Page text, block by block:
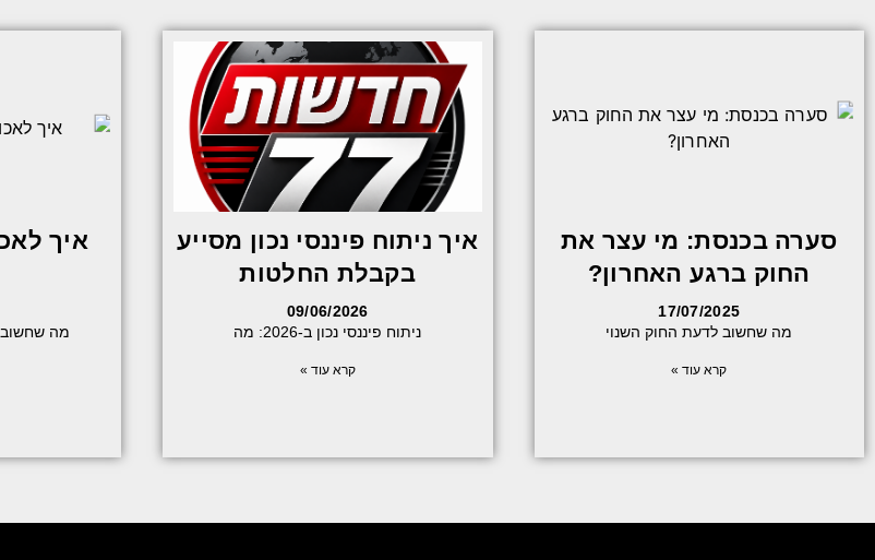
סערה בכנסת: מי עצר את
החוק ברגע האחרון?
17/07/2025
מה שחשוב לדעת החוק השנוי
קרא עוד »
איך ניתוח פיננסי נכון מסייע
בקבלת החלטות
09/06/2026
ניתוח פיננסי נכון ב-2026: מה
קרא עוד »
איך
מה שחשוב